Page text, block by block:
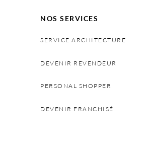
NOS SERVICES
SERVICE ARCHITECTURE
DEVENIR REVENDEUR
PERSONAL SHOPPER
DEVENIR FRANCHISÉ